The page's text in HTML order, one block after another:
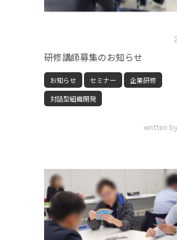
研修講師募集のお知らせ
お知らせ セミナー 企業研修
対話型組織開発
written by